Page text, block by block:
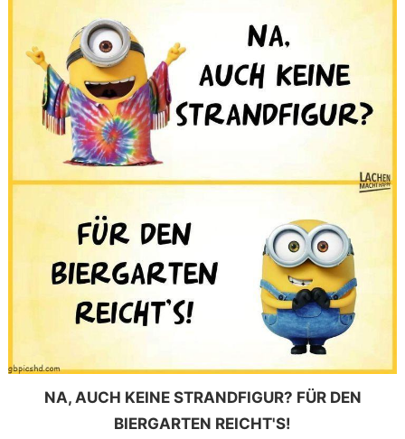
NA, AUCH KEINE STRANDFIGUR? FÜR DEN
BIERGARTEN REICHT'S!